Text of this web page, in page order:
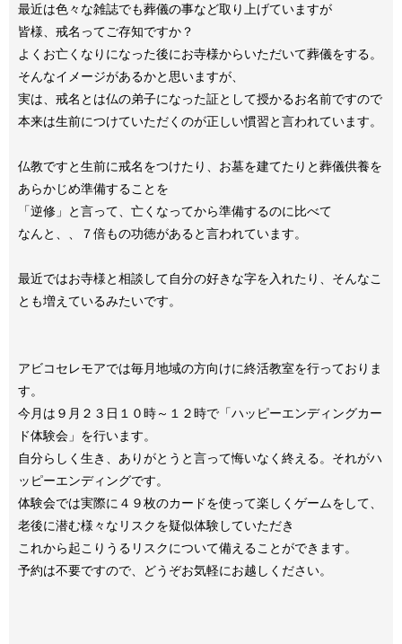
最近は色々な雑誌でも葬儀の事など取り上げていますが
皆様、戒名ってご存知ですか？
よくお亡くなりになった後にお寺様からいただいて葬儀をする。
そんなイメージがあるかと思いますが、
実は、戒名とは仏の弟子になった証として授かるお名前ですので
本来は生前につけていただくのが正しい慣習と言われています。
仏教ですと生前に戒名をつけたり、お墓を建てたりと葬儀供養を
あらかじめ準備することを
「逆修」と言って、亡くなってから準備するのに比べて
なんと、、７倍もの功徳があると言われています。
最近ではお寺様と相談して自分の好きな字を入れたり、そんなこ
とも増えているみたいです。
アビコセレモアでは毎月地域の方向けに終活教室を行っておりま
す。
今月は９月２３日１０時～１２時で「ハッピーエンディングカー
ド体験会」を行います。
自分らしく生き、ありがとうと言って悔いなく終える。それがハ
ッピーエンディングです。
体験会では実際に４９枚のカードを使って楽しくゲームをして、
老後に潜む様々なリスクを疑似体験していただき
これから起こりうるリスクについて備えることができます。
予約は不要ですので、どうぞお気軽にお越しください。